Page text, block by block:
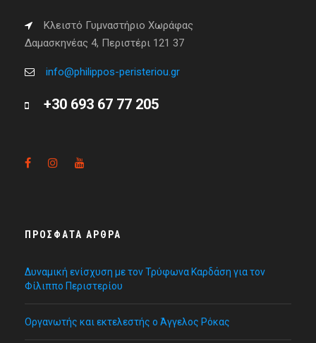
Κλειστό Γυμναστήριο Χωράφας
Δαμασκηνέας 4, Περιστέρι 121 37
info@philippos-peristeriou.gr
+30 693 67 77 205
ΠΡΌΣΦΑΤΑ ΆΡΘΡΑ
Δυναμική ενίσχυση με τον Τρύφωνα Καρδάση για τον
Φίλιππο Περιστερίου
Οργανωτής και εκτελεστής ο Άγγελος Ρόκας